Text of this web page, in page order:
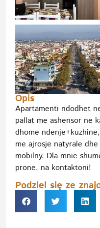
Opis
Apartamenti ndodhet
pallat me ashensor ne
dhome
me ajrosje natyrale
mobilny. Dla mnie
prone, na kontaktoni!
Podziel się ze